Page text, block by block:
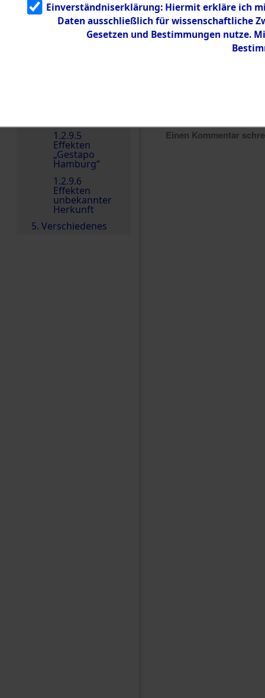
Landesentsch
ädigungsamt
1.2.9.5
Effekten
„Gestapo
Hamburg“
1.2.9.6
Effekten
unbekannter
Herkunft
5. Verschiedenes
Einen Kommentar
Einverständniserklärung: Hiermit erkläre ich
Daten ausschließlich für wissenschaftliche
Gesetzen und Bestimmungen nutze.